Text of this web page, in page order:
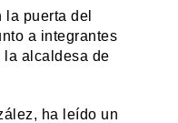
puerta del
a integrantes
la alcaldesa de
ha leído un